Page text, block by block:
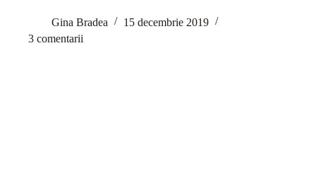
Gina Bradea
15 decembrie 2019
3 comentarii